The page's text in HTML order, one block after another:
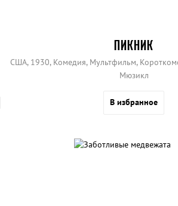
ПИКНИК
США, 1930, Комедия, Мультфильм,
Мюзикл
В избранное